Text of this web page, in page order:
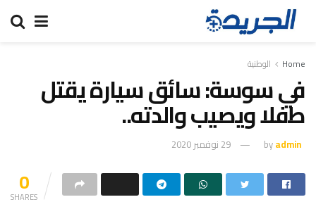
Home الوطنية
في سوسة: سائق سيارة يقتل
طفلا ويصيب والدته..
byadmin 29 نوفمبر 2020
0
SHARES